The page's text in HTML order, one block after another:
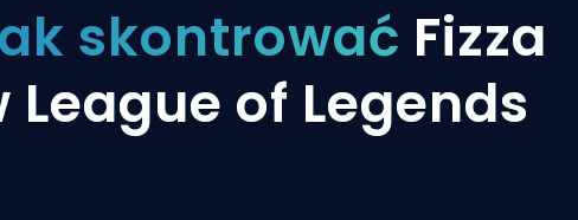
skontrować Fizza
League of Legends